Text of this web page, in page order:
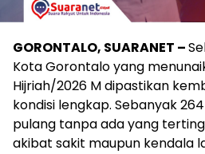
GORONTALO, SUARANET –
Kota Gorontalo yang
Hijriah/2026 M dipastikan
kondisi lengkap. Sebanyak
pulang tanpa ada yang
akibat sakit maupun kendala